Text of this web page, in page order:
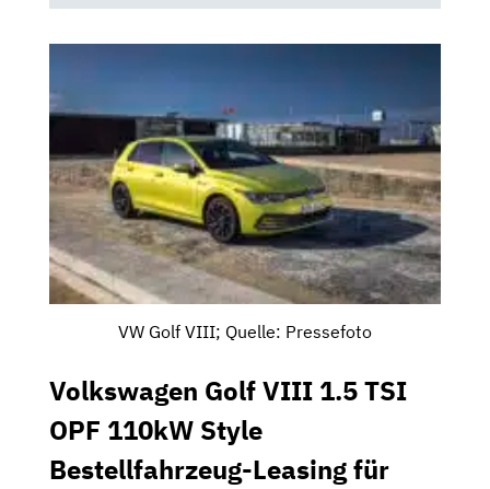
VW Golf VIII; Quelle: Pressefoto
Volkswagen Golf VIII 1.5 TSI
OPF 110kW Style
Bestellfahrzeug-Leasing für